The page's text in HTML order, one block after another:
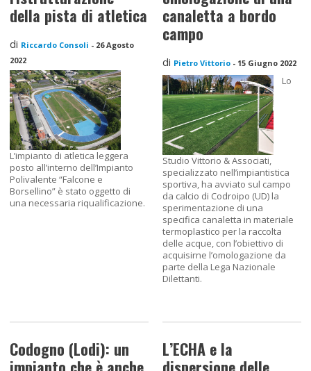
della pista di atletica
di Riccardo Consoli - 26 Agosto
2022
L’impianto di atletica leggera
posto all’interno dell’Impianto
Polivalente “Falcone e
Borsellino” è stato oggetto di
una necessaria riqualificazione.
canaletta a bordo
campo
di Pietro Vittorio - 15 Giugno 2022
Lo
Studio Vittorio & Associati,
specializzato nell’impiantistica
sportiva, ha avviato sul campo
da calcio di Codroipo (UD) la
sperimentazione di una
specifica canaletta in materiale
termoplastico per la raccolta
delle acque, con l’obiettivo di
acquisirne l’omologazione da
parte della Lega Nazionale
Dilettanti.
Codogno (Lodi): un
impianto che è anche
L’ECHA e la
dispersione delle